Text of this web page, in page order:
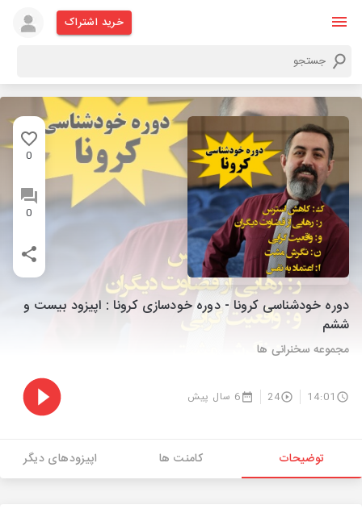
خرید اشتراک
0
0
دوره خودشناسی کرونا - دوره خودسازی کرونا : اپیزود بیست و
ششم
مجموعه سخنرانی ها
14:01
24 6 سال پیش
توضیحات کامنت ها اپیزودهای دیگر